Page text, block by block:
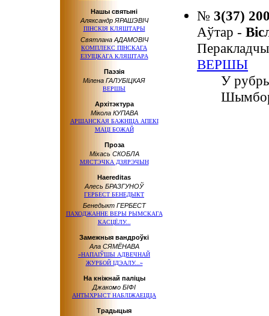
Нашы святыні
Аляксандр ЯРАШЭВІЧ
ПІНСКІЯ КЛЯШТАРЫ
Святлана АДАМОВІЧ
КОМПЛЕКС ПІНСКАГА
ЕЗУІЦКАГА КЛЯШТАРА
Паэзія
Мілена ГАЛУБІЦКАЯ
ВЕРШЫ
Архітэктура
Мікола КУПАВА
АРШАНСКАЯ БАЖНІЦА АПЕКІ
МАЦІ БОЖАЙ
Проза
Міхась СКОБЛА
МЯСТЭЧКА ДЗЯРЭЧЫН
Haereditas
Алесь БРАЗГУНОЎ
ГЕРБЕСТ БЕНЕДЫКТ
Бенедыкт ГЕРБЕСТ
ПАХОДЖАННЕ ВЕРЫ РЫМСКАГА
КАСЦЁЛУ...
Замежныя вандроўкі
Ала СЯМЁНАВА
«НАПАІЎШЫ АДВЕЧНАЙ
ЖУРБОЙ ІДЭАЛУ...»
На кніжнай паліцы
Джакомо БІФІ
АНТЫХРЫСТ НАБЛІЖАЕЦЦА
Традыцыя
№ 3(37)
Аўтар -
ВЕРШЫ
У